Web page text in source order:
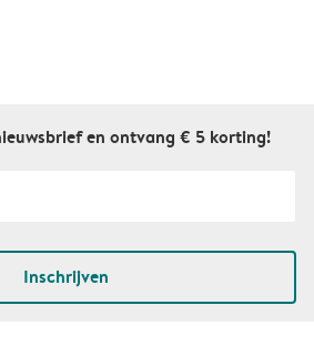
pagination
en ontvang € 5 korting!
Inschrijven